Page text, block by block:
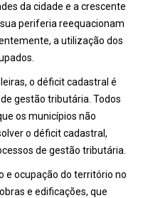
da cidade e a crescente
periferia reequacionam
a utilização dos
o déficit cadastral é
gestão tributária. Todos
os municípios não
o déficit cadastral,
de gestão tributária.
e ocupação do território no
e edificações, que